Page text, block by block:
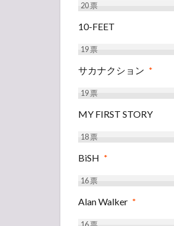
20票
10-FEET
19票
サカナクション *
19票
MY FIRST STORY
18票
BiSH *
16票
Alan Walker *